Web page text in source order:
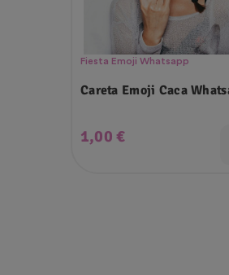
Fiesta Emoji Whatsapp
Careta Emoji Caca
Precio
1,00 €